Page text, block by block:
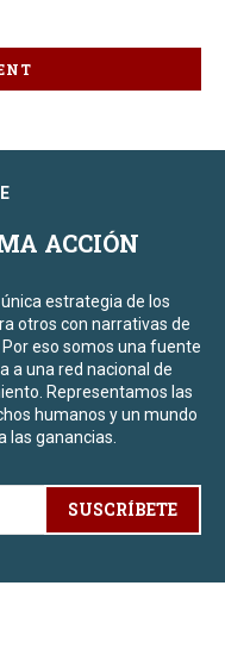
ACCIÓN
estrategia de los
otros con narrativas de
eso somos una fuente
a una red nacional de
Representamos las
humanos y un mundo
las ganancias.
SUSCRÍBETE